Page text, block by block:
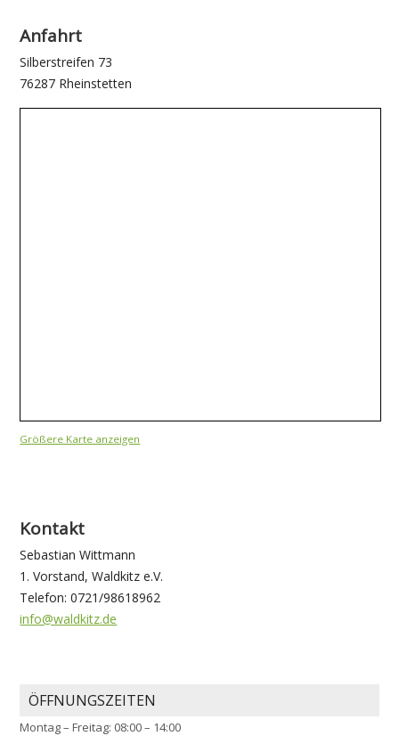
Anfahrt
Silberstreifen 73
76287 Rheinstetten
Größere Karte anzeigen
Kontakt
Sebastian Wittmann
1. Vorstand, Waldkitz e.V.
Telefon: 0721/98618962
info@waldkitz.de
ÖFFNUNGSZEITEN
Montag – Freitag: 08:00 – 14:00